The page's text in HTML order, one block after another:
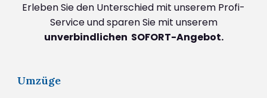
Erleben Sie den Unterschied mit unserem Profi-
Service und sparen Sie mit unserem
unverbindlichen SOFORT-Angebot.
Umzüge